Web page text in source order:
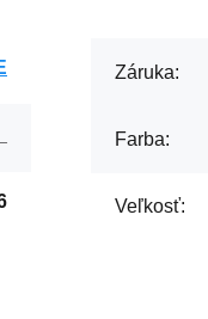
Záruka:
Farba:
Veľkosť: